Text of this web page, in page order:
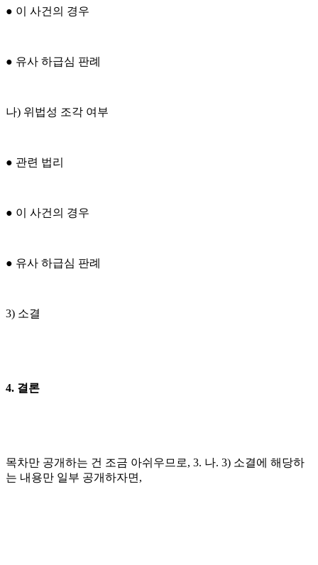
● 이 사건의 경우
● 유사 하급심 판례
나) 위법성 조각 여부
● 관련 법리
● 이 사건의 경우
● 유사 하급심 판례
3) 소결
4. 결론
목차만 공개하는 건 조금 아쉬우므로, 3. 나. 3) 소결에 해당하
는 내용만 일부 공개하자면,